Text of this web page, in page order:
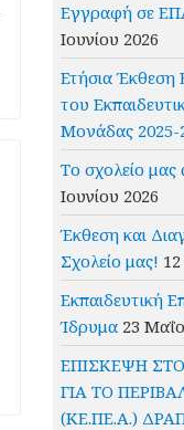
Εγγραφή σε
Ιουνίου 2026
Ετήσια Έκθεση
του
Μονάδας 2025-
Το σχολείο
Ιουνίου 2026
Έκθεση και
Σχολείο μας!
Εκπαιδευτική
Ίδρυμα 23
ΕΠΙΣΚΕΨΗ
ΓΙΑ ΤΟ
(ΚΕ.ΠΕ.Α.)